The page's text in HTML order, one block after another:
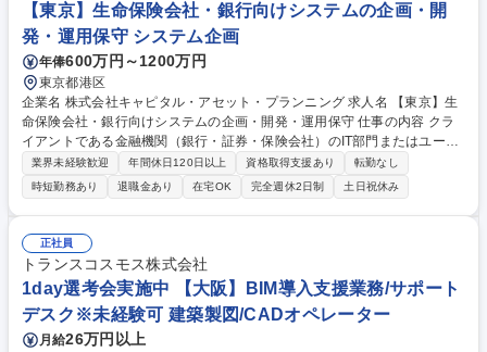
【東京】生命保険会社・銀行向けシステムの企画・開
発・運用保守 システム企画
年俸600万円～1200万円
東京都港区
企業名 株式会社キャピタル・アセット・プランニング 求人名 【東京】生
命保険会社・銀行向けシステムの企画・開発・運用保守 仕事の内容 クラ
イアントである金融機関（銀行・証券・保険会社）のIT部門またはユーザ
ー部門に常駐し、システム企画・開発・運用保守の社員支援を担当いただ
きます。 【具体的な業務内容】プロジェクト・案件推進、システム化構想
企画、プロジェクト計画、要求定義、システム開発各成果物レビュー、テ
スト計画、受入テスト、本番リリース立ち合い、QA対応、問合せ対応、
障害対応等 募集職種 【東京】生命保険会社・銀行向けシステムの企画・
開発・運用保守
業界未経験歓迎 年間休日120日以上 資格取得支援あり
転勤なし
時短勤務あり
退職金あり 在宅OK 完全週休2日制 土日祝休み
正社員
トランスコスモス株式会社
1day選考会実施中 【大阪】BIM導入支援業務/サポート
デスク※未経験可 建築製図/CADオペレーター
月給26万円以上